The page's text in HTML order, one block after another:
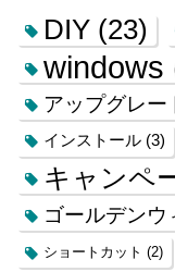
DIY (23)
windows
アップグレー
インストール (3)
キャンペ
ゴールデンウ
ショートカット (2)